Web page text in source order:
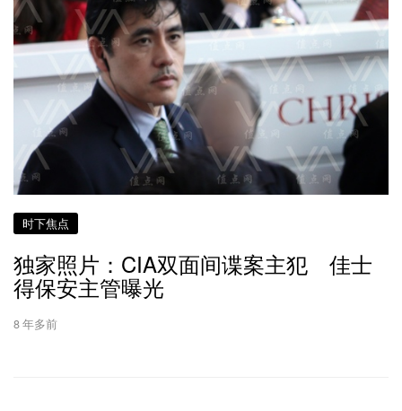
时下焦点
独家照片：CIA双面间谍案主犯 佳士
得保安主管曝光
8 年多前